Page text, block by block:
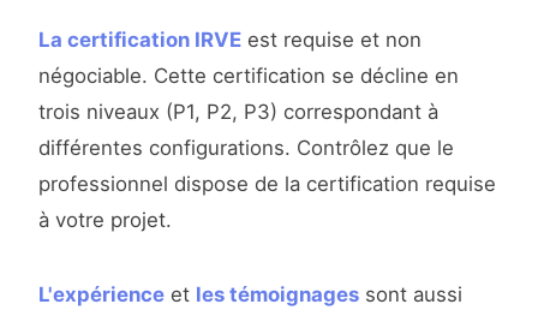
La certification IRVE est requise et non
négociable. Cette certification se décline en
trois niveaux (P1, P2, P3) correspondant à
différentes configurations. Contrôlez que le
professionnel dispose de la certification requise
à votre projet.
L'expérience et les témoignages sont aussi